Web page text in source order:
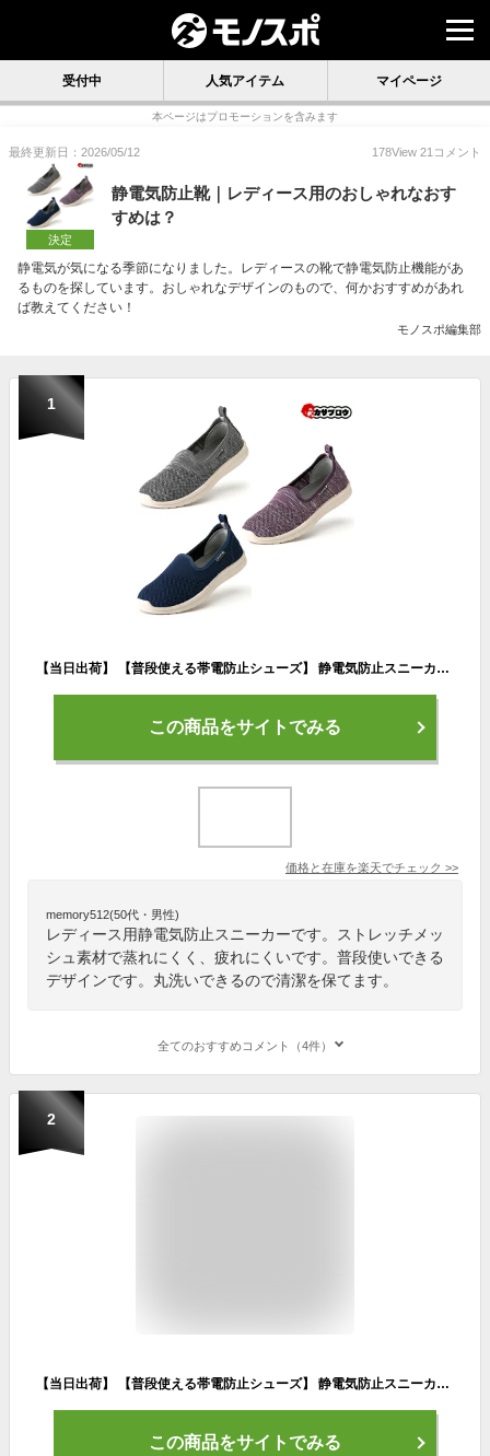
受付中 人気アイテム マイページ
本ページはプロモーションを含みます
最終更新日：2026/05/12 178View 21 コメント
決定
静電気防止靴｜レディース用のおしゃれなおす
すめは？
静電気が気になる季節になりました。レディースの靴で静電気防止機能があ
るものを探しています。おしゃれなデザインのもので、何かおすすめがあれ
ば教えてください！
モノスポ編集部
1
【当日出荷】 【普段使える帯電防止シューズ】 静電気防止スニーカー 作業靴 レディース 丸五 ヤンミミ 290 疲れない
この商品をサイトでみる
価格と在庫を楽天でチェック >>
memory512(50代・男性)
レディース用静電気防止スニーカーです。ストレッチメッ
シュ素材で蒸れにくく、疲れにくいです。普段使いできる
デザインです。丸洗いできるので清潔を保てます。
全てのおすすめコメント（4件）
2
【当日出荷】 【普段使える帯電防止シューズ】 静電気防止スニーカー 作業靴 レディース 丸五 ヤンミミ 290 疲れない
この商品をサイトでみる